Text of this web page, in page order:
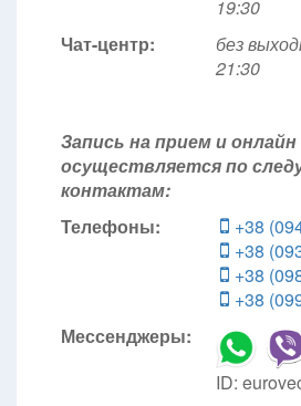
19:30
Чат-центр:
без
21:30
Запись на прием и
осуществляется по
контактам:
Телефоны:
+38
+38
+38
+38
Мессенджеры:
ID: